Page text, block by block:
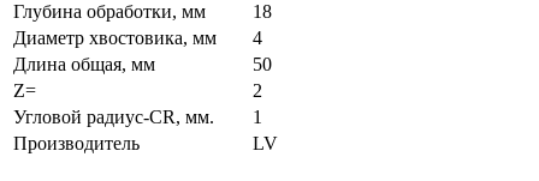
Глубина обработки, мм
18
Диаметр хвостовика, мм
4
Длина общая, мм
50
Z=
2
Угловой радиус-CR, мм.
1
Производитель
LV